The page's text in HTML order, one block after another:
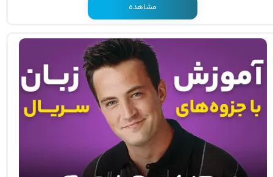
مشاهده